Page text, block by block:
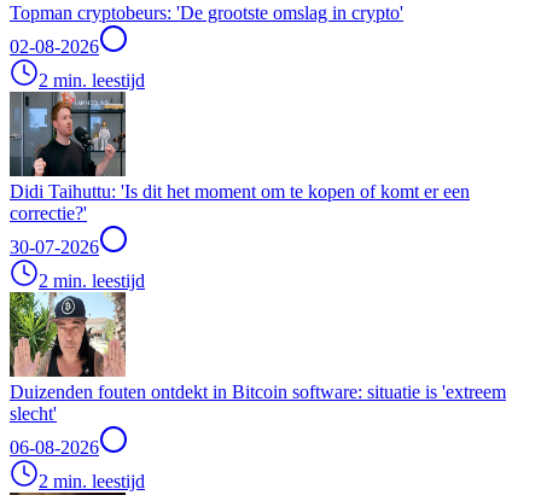
Topman cryptobeurs: 'De grootste omslag in crypto'
02-08-2026
2 min. leestijd
Didi Taihuttu: 'Is dit het moment om te kopen of komt er een
correctie?'
30-07-2026
2 min. leestijd
Duizenden fouten ontdekt in Bitcoin software: situatie is 'extreem
slecht'
06-08-2026
2 min. leestijd